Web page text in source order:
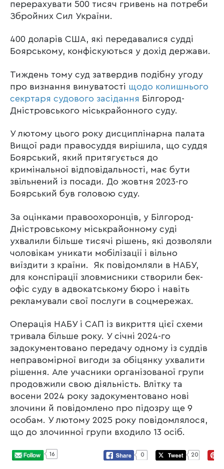
перерахувати 500 тисяч гривень на потреби
Збройних Сил України.
400 доларів США, які передавалися судді
Боярському, конфіскуються у дохід держави.
Тиждень тому суд затвердив подібну угоду
про визнання винуватості щодо колишнього
секртаря судового засідання Білгород-
Дністровського міськрайонного суду.
У лютому цього року дисциплінарна палата
Вищої ради правосуддя вирішила, що суддя
Боярський, який притягується до
кримінальної відповідальності, має бути
звільнений із посади. До жовтня 2023-го
Боярський був головою суду.
За оцінками правоохоронців, у Білгород-
Дністровському міськрайонному суді
ухвалили більше тисячі рішень, які дозволяли
чоловікам уникати мобілізації і вільно
виїздити з країни. Як повідомляли в НАБУ,
для конспірації зловмисники створили бек-
офіс суду в адвокатському бюро і навіть
рекламували свої послуги в соцмережах.
Операція НАБУ і САП із викриття цієї схеми
тривала більше року. У січні 2024-го
задокументовано передачу одному із суддів
неправомірної вигоди за обіцянку ухвалити
рішення. Але учасники організованої групи
продовжили свою діяльність. Влітку та
восени 2024 року задокументовано нові
злочини й повідомлено про підозру ще 9
особам. У лютому 2025 року повідомлялося,
що до злочинної групи входило 13 осіб.
16 0 20